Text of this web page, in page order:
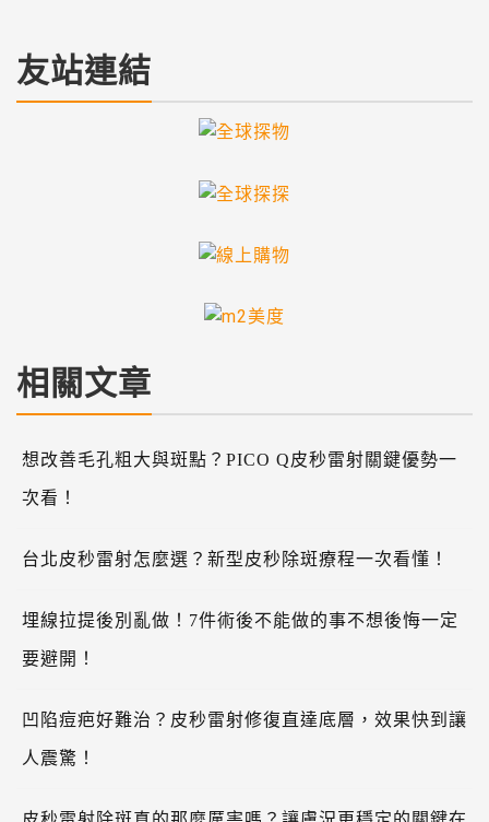
友站連結
相關文章
想改善毛孔粗大與斑點？PICO Q皮秒雷射關鍵優勢一
次看！
台北皮秒雷射怎麼選？新型皮秒除斑療程一次看懂！
埋線拉提後別亂做！7件術後不能做的事不想後悔一定
要避開！
凹陷痘疤好難治？皮秒雷射修復直達底層，效果快到讓
人震驚！